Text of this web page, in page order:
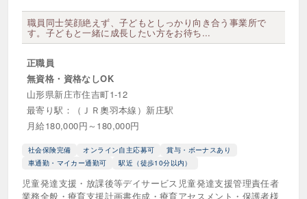
職員同士笑顔絶えず、子どもとしっかり向き合う事業所で
す。子どもと一緒に成長したい方をお待ち...
正職員
無資格・資格なしOK
山形県新庄市住吉町1-12
最寄り駅：（ＪＲ奧羽本線）新庄駅
月給180,000円～180,000円
社会保険完備 オンライン自主応募可
賞与・ボーナスあり
車通勤・マイカー通勤可
駅近（徒歩10分以内）
児童発達支援・放課後等デイサービス児童発達支援管理責任者
業務全般・療育支援計画書作成・療育アセスメント・保護者様